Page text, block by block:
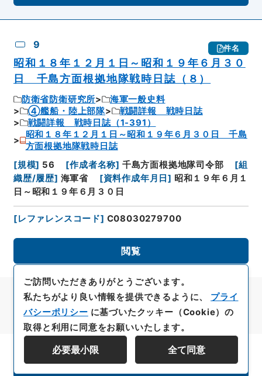
9 件名
昭和１８年１２月１日～昭和１９年６月３０
日 千島方面根拠地隊戦時日誌（８）
防衛省防衛研究所
海軍一般史料
④艦船・陸上部隊
戦闘詳報 戦時日誌
戦闘詳報 戦時日誌（1-391）
昭和１８年１２月１日～昭和１９年６月３０日 千島
方面根拠地隊戦時日誌
[規模] 56 [作成者名称] 千島方面根拠地隊司令部 [組
織歴/履歴] 海軍省 [資料作成年月日] 昭和１９年６月１
日～昭和１９年６月３０日
[レファレンスコード] C08030279700
閲覧
資料群階層を表示する
ご訪問いただきありがとうございます。
私たちがより良い情報を提供できるように、 プライ
バシーポリシー に基づいたクッキー（Cookie）の
取得と利用に同意をお願いいたします。
必要最小限 全て同意